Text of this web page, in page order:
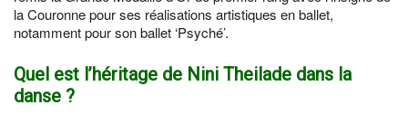
la Couronne pour ses réalisations artistiques en ballet,
notamment pour son ballet ‘Psyché’.
Quel est l’héritage de Nini Theilade dans la
danse ?